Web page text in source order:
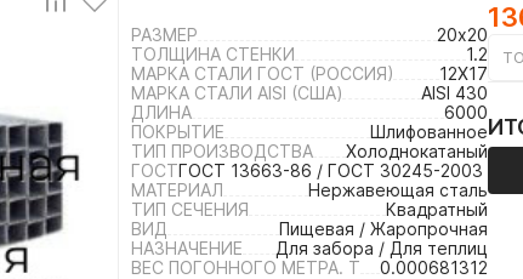
РАЗМЕР
20х20
ТОЛЩИНА СТЕНКИ
1.2
МАРКА СТАЛИ ГОСТ (РОССИЯ)
12Х17
МАРКА СТАЛИ AISI (США)
AISI 430
ДЛИНА
6000
ПОКРЫТИЕ
Шлифованное
ТИП ПРОИЗВОДСТВА
Холоднокатаный
ГОСТГОСТ 13663-86 / ГОСТ 30245-2003 /
МАТЕРИАЛ
Нержавеющая сталь
ТИП СЕЧЕНИЯ
Квадратный
ВИД
Пищевая / Жаропрочная
НАЗНАЧЕНИЕ
Для забора / Для теплиц
ВЕС ПОГОННОГО МЕТРА. Т
0.000681312